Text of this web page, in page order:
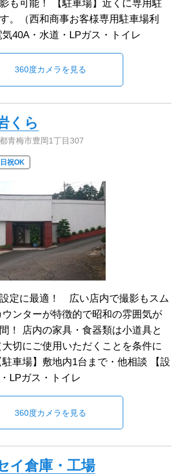
も可能！ 【駐車場】近くに専用駐
。（西和商事お客様専用駐車場利
40A・水道・LPガス・トイレ
360度カメラを見る
くら
青梅市豊岡1丁目307
祝OK
定に最適！ 広い店内で撮影もスム
ンターが特徴的で昭和の雰囲気が
！ 店内の家具・食器類は小道具と
切にご使用いただくことを条件に
車場】敷地内1台まで・他相談 【設
LPガス・トイレ
360度カメラを見る
イ倉庫・工場